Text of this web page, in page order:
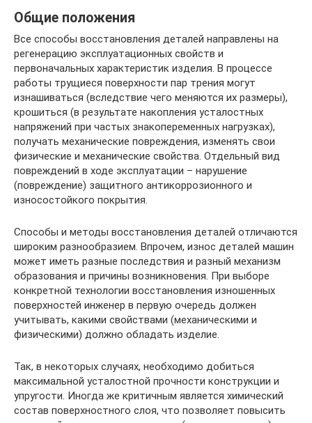
Общие положения
Все способы восстановления деталей направлены на
регенерацию эксплуатационных свойств и
первоначальных характеристик изделия. В процессе
работы трущиеся поверхности пар трения могут
изнашиваться (вследствие чего меняются их размеры),
крошиться (в результате накопления усталостных
напряжений при частых знакопеременных нагрузках),
получать механические повреждения, изменять свои
физические и механические свойства. Отдельный вид
повреждений в ходе эксплуатации – нарушение
(повреждение) защитного антикоррозионного и
износостойкого покрытия.
Способы и методы восстановления деталей отличаются
широким разнообразием. Впрочем, износ деталей машин
может иметь разные последствия и разный механизм
образования и причины возникновения. При выборе
конкретной технологии восстановления изношенных
поверхностей инженер в первую очередь должен
учитывать, какими свойствами (механическими и
физическими) должно обладать изделие.
Так, в некоторых случаях, необходимо добиться
максимальной усталостной прочности конструкции и
упругости. Иногда же критичным является химический
состав поверхностного слоя, что позволяет повысить